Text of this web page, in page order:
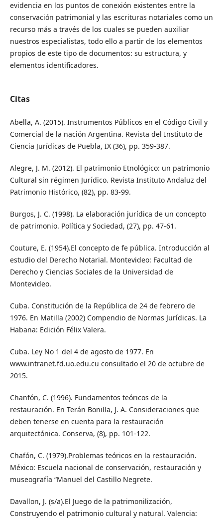
evidencia en los puntos de conexión existentes entre la
conservación patrimonial y las escrituras notariales como un
recurso más a través de los cuales se pueden auxiliar
nuestros especialistas, todo ello a partir de los elementos
propios de este tipo de documentos: su estructura, y
elementos identificadores.
Citas
Abella, A. (2015). Instrumentos Públicos en el Código Civil y
Comercial de la nación Argentina. Revista del Instituto de
Ciencia Jurídicas de Puebla, IX (36), pp. 359-387.
Alegre, J. M. (2012). El patrimonio Etnológico: un patrimonio
Cultural sin régimen Jurídico. Revista Instituto Andaluz del
Patrimonio Histórico, (82), pp. 83-99.
Burgos, J. C. (1998). La elaboración jurídica de un concepto
de patrimonio. Política y Sociedad, (27), pp. 47-61.
Couture, E. (1954).El concepto de fe pública. Introducción al
estudio del Derecho Notarial. Montevideo: Facultad de
Derecho y Ciencias Sociales de la Universidad de
Montevideo.
Cuba. Constitución de la República de 24 de febrero de
1976. En Matilla (2002) Compendio de Normas Jurídicas. La
Habana: Edición Félix Valera.
Cuba. Ley No 1 del 4 de agosto de 1977. En
www.intranet.fd.uo.edu.cu consultado el 20 de octubre de
2015.
Chanfón, C. (1996). Fundamentos teóricos de la
restauración. En Terán Bonilla, J. A. Consideraciones que
deben tenerse en cuenta para la restauración
arquitectónica. Conserva, (8), pp. 101-122.
Chafón, C. (1979).Problemas teóricos en la restauración.
México: Escuela nacional de conservación, restauración y
museografía “Manuel del Castillo Negrete.
Davallon, J. (s/a).El Juego de la patrimonilización,
Construyendo el patrimonio cultural y natural. Valencia: